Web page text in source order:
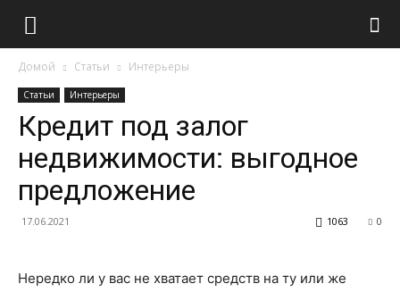
Домой Статьи Интерьеры
Статьи Интерьеры
Кредит под залог
недвижимости: выгодное
предложение
17.06.2021 0
1063
Нередко ли у вас не хватает средств на ту или же